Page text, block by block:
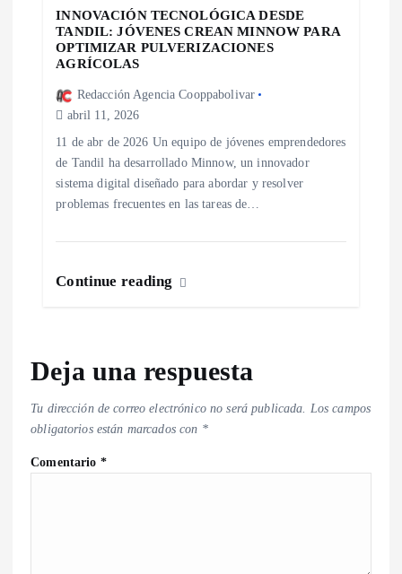
INNOVACIÓN TECNOLÓGICA DESDE
TANDIL: JÓVENES CREAN MINNOW PARA
OPTIMIZAR PULVERIZACIONES
AGRÍCOLAS
Redacción Agencia Cooppabolivar
abril 11, 2026
11 de abr de 2026 Un equipo de jóvenes emprendedores
de Tandil ha desarrollado Minnow, un innovador
sistema digital diseñado para abordar y resolver
problemas frecuentes en las tareas de…
Continue reading
Deja una respuesta
Tu dirección de correo electrónico no será publicada.
Los campos
obligatorios están marcados con *
Comentario *